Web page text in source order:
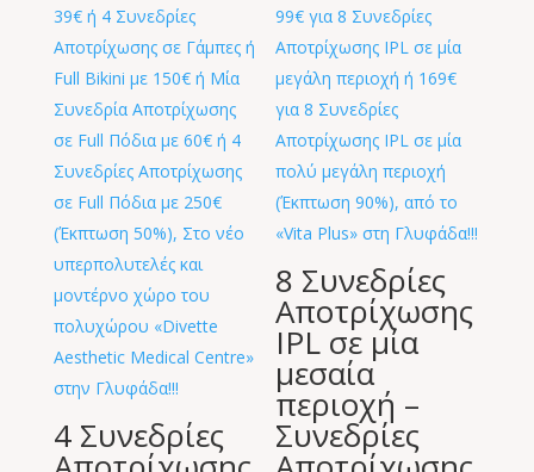
4 Συνεδρίες
8 Συνεδρίες
Αποτρίχωσης
IPL σε μία
μεσαία
περιοχή –
Συνεδρίες